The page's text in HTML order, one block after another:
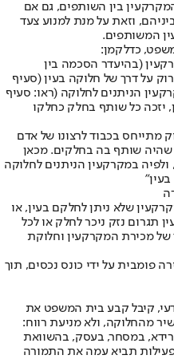
בין השותפים, גם אם
וזאת על מנת למנוע צעד
המשותפים.
כדלקמן:
(בהיעדר הסכמה בין
על דרך של חלוקה בעין (סעיף
הניתנים לחלוקה (ראו: סעיף
יזכה כל שותף בחלק כחלקו
מתייחס בכבוד לרצונו של אדם
שהיה שותף בה בחלקים. מכאן
בסעיף 39(א) לחוק, ולפיה במקרקעין הניתנים לחלוקה
במקרקעין שלא ניתן לחלקם בעין, או
תגרום נזק ניכר לחלק או לכל
של מכירת המקרקעין וחלוקת
פומבית על ידי כונס נכסים, תוך
מודעי, קיבל קבע בית המשפט את
מהחלוקה, ולא מניעת רווח:
במסחר, בעסק, בהשוואת
פעילות תביא עמה את התמורה